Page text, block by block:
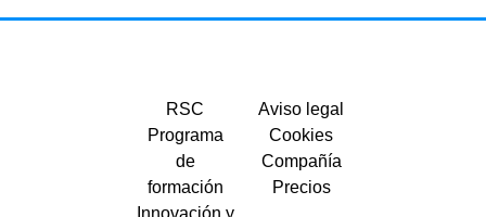
RSC
Programa
de
formación
Innovación y
Aviso legal
Cookies
Compañía
Precios